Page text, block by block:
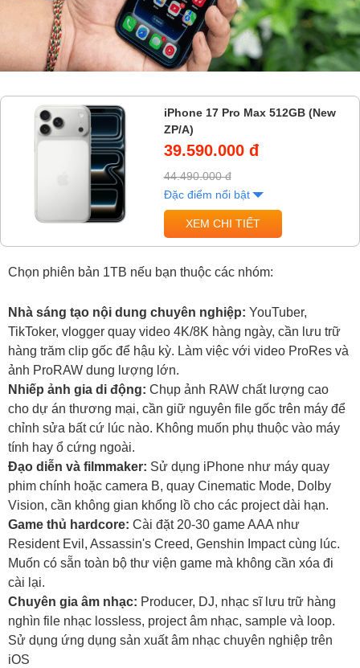
iPhone 17 Pro Max 512GB (New
ZP/A)
39.590.000 đ
44.490.000 đ
Đặc điểm nổi bật
XEM CHI TIẾT
Chọn phiên bản 1TB nếu bạn thuộc các nhóm:
Nhà sáng tạo nội dung chuyên nghiệp: YouTuber,
TikToker, vlogger quay video 4K/8K hàng ngày, cần lưu trữ
hàng trăm clip gốc để hậu kỳ. Làm việc với video ProRes và
ảnh ProRAW dung lượng lớn.
Nhiếp ảnh gia di động: Chụp ảnh RAW chất lượng cao
cho dự án thương mại, cần giữ nguyên file gốc trên máy để
chỉnh sửa bất cứ lúc nào. Không muốn phụ thuộc vào máy
tính hay ổ cứng ngoài.
Đạo diễn và filmmaker: Sử dụng iPhone như máy quay
phim chính hoặc camera B, quay Cinematic Mode, Dolby
Vision, cần không gian khổng lồ cho các project dài hạn.
Game thủ hardcore: Cài đặt 20-30 game AAA như
Resident Evil, Assassin's Creed, Genshin Impact cùng lúc.
Muốn có sẵn toàn bộ thư viện game mà không cần xóa đi
cài lại.
Chuyên gia âm nhạc: Producer, DJ, nhạc sĩ lưu trữ hàng
nghìn file nhạc lossless, project âm nhạc, sample và loop.
Sử dụng ứng dụng sản xuất âm nhạc chuyên nghiệp trên
iOS